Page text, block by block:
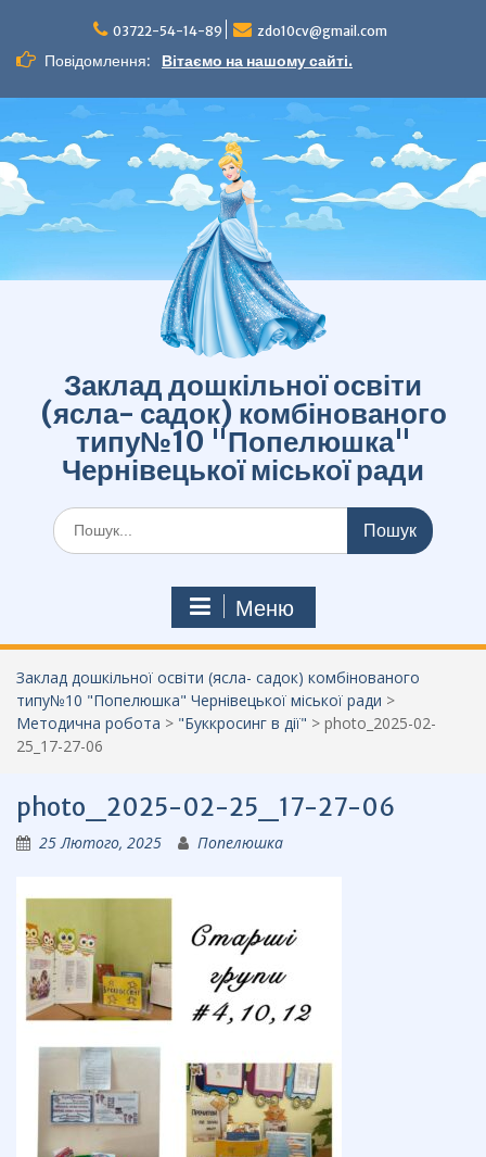
вмісту
03722-54-14-89 zdo10cv@gmail.com
Повідомлення: Вітаємо на нашому сайті.
Заклад дошкільної освіти
(ясла- садок) комбінованого
типу№10 "Попелюшка"
Чернівецької міської ради
Шукати:
Меню
Заклад дошкільної освіти (ясла- садок) комбінованого
типу№10 "Попелюшка" Чернівецької міської ради >
Методична робота > "Буккросинг в дії" > photo_2025-02-
25_17-27-06
photo_2025-02-25_17-27-06
25 Лютого, 2025 Попелюшка